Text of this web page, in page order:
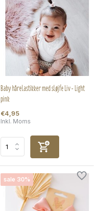
Baby hårelastikker med sløjfe Liv - Light
pink
€4,95
Inkl. Moms
sale 30%